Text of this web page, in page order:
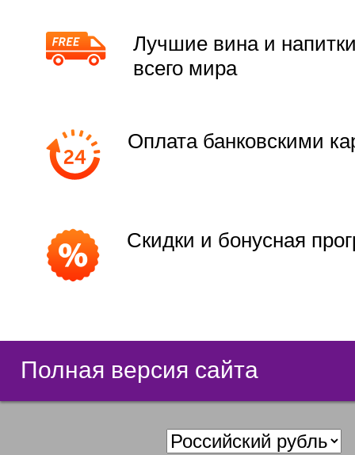
Лучшие вина и
всего мира
Оплата банковскими
Скидки и бонусная
Полная версия сайта